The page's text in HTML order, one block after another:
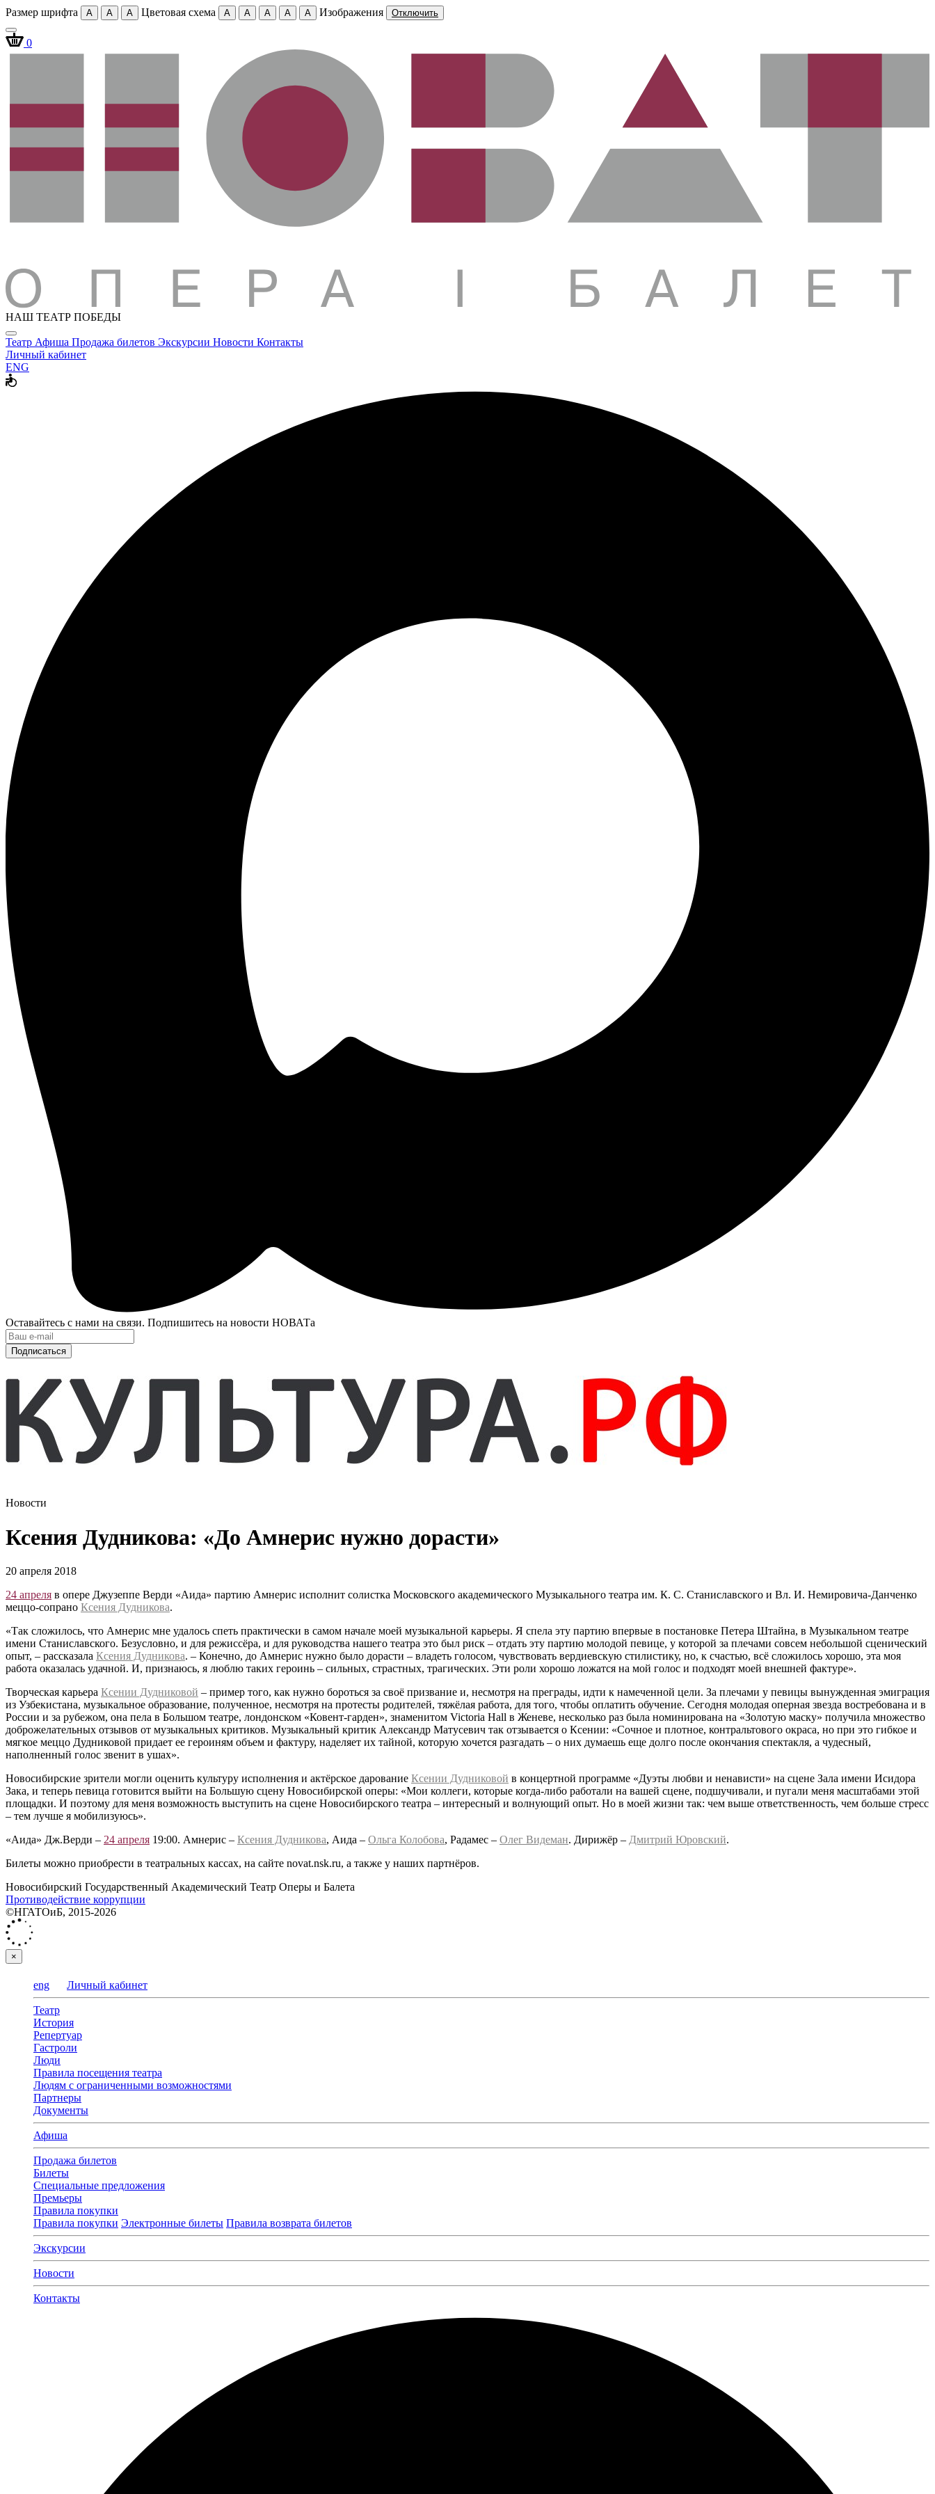
Размер шрифта A A A Цветовая схема A A A A A Изображения Отключить
0
НАШ ТЕАТР ПОБЕДЫ
Театр Афиша Продажа билетов Экскурсии Новости Контакты
Личный кабинет
ENG
Оставайтесь с нами на связи. Подпишитесь на новости НОВАТа
Подписаться
Новости
Ксения Дудникова: «До Амнерис нужно дорасти»
20 апреля 2018
24 апреля в опере Джузеппе Верди «Аида» партию Амнерис исполнит солистка Московского академического Музыкального театра им. К. С. Станиславского и Вл. И. Немировича-Данченко
меццо-сопрано Ксения Дудникова.
«Так сложилось, что Амнерис мне удалось спеть практически в самом начале моей музыкальной карьеры. Я спела эту партию впервые в постановке Петера Штайна, в Музыкальном театре
имени Станиславского. Безусловно, и для режиссёра, и для руководства нашего театра это был риск – отдать эту партию молодой певице, у которой за плечами совсем небольшой сценический
опыт, – рассказала Ксения Дудникова. – Конечно, до Амнерис нужно было дорасти – владеть голосом, чувствовать вердиевскую стилистику, но, к счастью, всё сложилось хорошо, эта моя
работа оказалась удачной. И, признаюсь, я люблю таких героинь – сильных, страстных, трагических. Эти роли хорошо ложатся на мой голос и подходят моей внешней фактуре».
Творческая карьера Ксении Дудниковой – пример того, как нужно бороться за своё призвание и, несмотря на преграды, идти к намеченной цели. За плечами у певицы вынужденная эмиграция
из Узбекистана, музыкальное образование, полученное, несмотря на протесты родителей, тяжёлая работа, для того, чтобы оплатить обучение. Сегодня молодая оперная звезда востребована и в
России и за рубежом, она пела в Большом театре, лондонском «Ковент-гарден», знаменитом Victoria Hall в Женеве, несколько раз была номинирована на «Золотую маску» получила множество
доброжелательных отзывов от музыкальных критиков. Музыкальный критик Александр Матусевич так отзывается о Ксении: «Сочное и плотное, контральтового окраса, но при это гибкое и
мягкое меццо Дудниковой придает ее героиням объем и фактуру, наделяет их тайной, которую хочется разгадать – о них думаешь еще долго после окончания спектакля, а чудесный,
наполненный голос звенит в ушах».
Новосибирские зрители могли оценить культуру исполнения и актёрское дарование Ксении Дудниковой в концертной программе «Дуэты любви и ненависти» на сцене Зала имени Исидора
Зака, и теперь певица готовится выйти на Большую сцену Новосибирской оперы: «Мои коллеги, которые когда-либо работали на вашей сцене, подшучивали, и пугали меня масштабами этой
площадки. И поэтому для меня возможность выступить на сцене Новосибирского театра – интересный и волнующий опыт. Но в моей жизни так: чем выше ответственность, чем больше стресс
– тем лучше я мобилизуюсь».
«Аида» Дж.Верди – 24 апреля 19:00. Амнерис – Ксения Дудникова, Аида – Ольга Колобова, Радамес – Олег Видеман. Дирижёр – Дмитрий Юровский.
Билеты можно приобрести в театральных кассах, на сайте novat.nsk.ru, а также у наших партнёров.
Новосибирский Государственный Академический Театр Оперы и Балета
Противодействие коррупции
©НГАТОиБ, 2015-2026
×
eng Личный кабинет
Театр
История
Репертуар
Гастроли
Люди
Правила посещения театра
Людям с ограниченными возможностями
Партнеры
Документы
Афиша
Продажа билетов
Билеты
Специальные предложения
Премьеры
Правила покупки
Правила покупки Электронные билеты Правила возврата билетов
Экскурсии
Новости
Контакты